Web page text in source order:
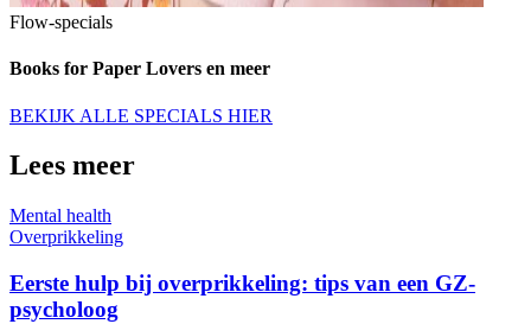
Flow-specials
Books for Paper Lovers en meer
BEKIJK ALLE SPECIALS HIER
Lees meer
Mental health
Overprikkeling
Eerste hulp bij overprikkeling: tips van een GZ-
psycholoog